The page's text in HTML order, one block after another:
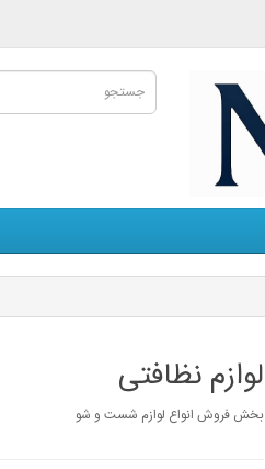
لوازم نظافتی
بخش فروش انواع لوازم شست و شو